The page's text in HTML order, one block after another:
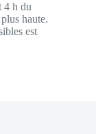
4 h du
haute.
est